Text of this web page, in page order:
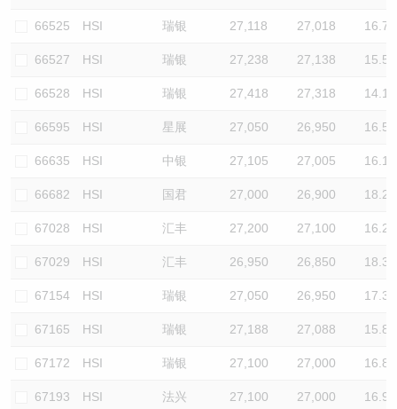
66525 HSI 瑞银 27,118 27,018 16.7
66527 HSI 瑞银 27,238 27,138 15.5
66528 HSI 瑞银 27,418 27,318 14.1
66595 HSI 星展 27,050 26,950 16.5
66635 HSI 中银 27,105 27,005 16.1
66682 HSI 国君 27,000 26,900 18.2
67028 HSI 汇丰 27,200 27,100 16.2
67029 HSI 汇丰 26,950 26,850 18.3
67154 HSI 瑞银 27,050 26,950 17.3
67165 HSI 瑞银 27,188 27,088 15.8
67172 HSI 瑞银 27,100 27,000 16.8
67193 HSI 法兴 27,100 27,000 16.9